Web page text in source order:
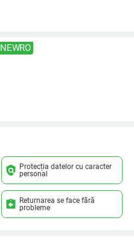
NEWRO
policy Protecția datelor cu caracter
personal
assignment_return Returnarea se face fără
probleme